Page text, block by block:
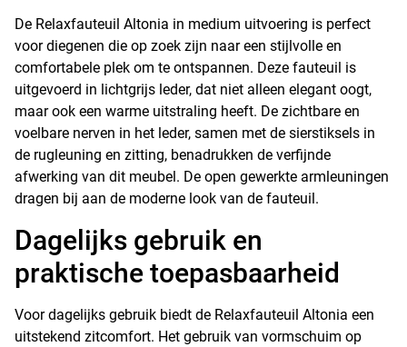
De Relaxfauteuil Altonia in medium uitvoering is perfect
voor diegenen die op zoek zijn naar een stijlvolle en
comfortabele plek om te ontspannen. Deze fauteuil is
uitgevoerd in lichtgrijs leder, dat niet alleen elegant oogt,
maar ook een warme uitstraling heeft. De zichtbare en
voelbare nerven in het leder, samen met de sierstiksels in
de rugleuning en zitting, benadrukken de verfijnde
afwerking van dit meubel. De open gewerkte armleuningen
dragen bij aan de moderne look van de fauteuil.
Dagelijks gebruik en
praktische toepasbaarheid
Voor dagelijks gebruik biedt de Relaxfauteuil Altonia een
uitstekend zitcomfort. Het gebruik van vormschuim op